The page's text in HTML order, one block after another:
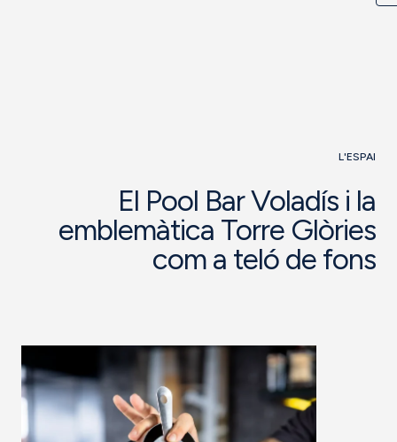
L'ESPAI
El Pool Bar Voladís i la
emblemàtica Torre Glòries
com a teló de fons